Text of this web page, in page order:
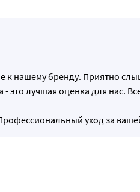
к нашему бренду. Приятно
- это лучшая оценка для нас.
уход за